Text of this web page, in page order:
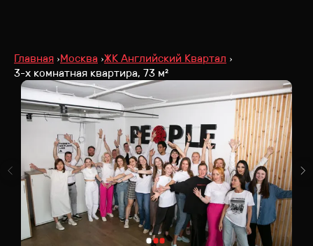
Главная Москва ЖК Английский Квартал
3-х комнатная квартира, 73 м²